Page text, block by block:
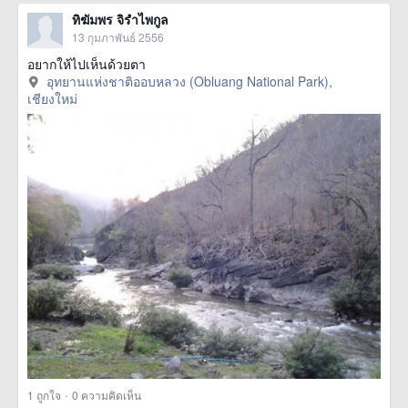
ทิฆัมพร จิรำไพกูล
13 กุมภาพันธ์ 2556
อยากให้ไปเห็นด้วยตา
อุทยานแห่งชาติออบหลวง (Obluang National Park),
เชียงใหม่
1 ถูกใจ · 0 ความคิดเห็น